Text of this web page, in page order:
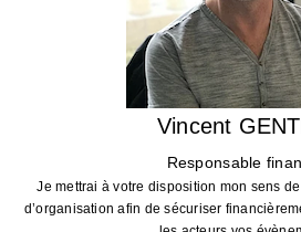
Vincent
Responsable
Je mettrai à votre disposition mon sens
d’organisation afin de sécuriser